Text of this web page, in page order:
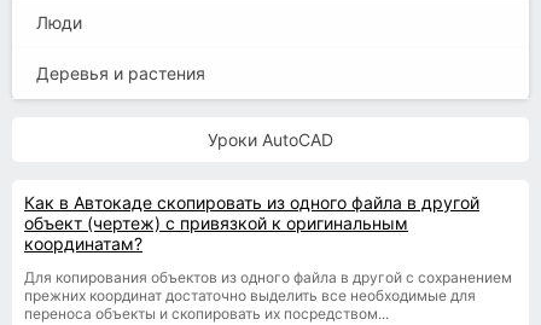
Люди
Деревья и растения
Уроки AutoCAD
Как в Автокаде скопировать из одного файла в другой
объект (чертеж) с привязкой к оригинальным
координатам?
Для копирования объектов из одного файла в другой с сохранением
прежних координат достаточно выделить все необходимые для
переноса объекты и скопировать их посредством...